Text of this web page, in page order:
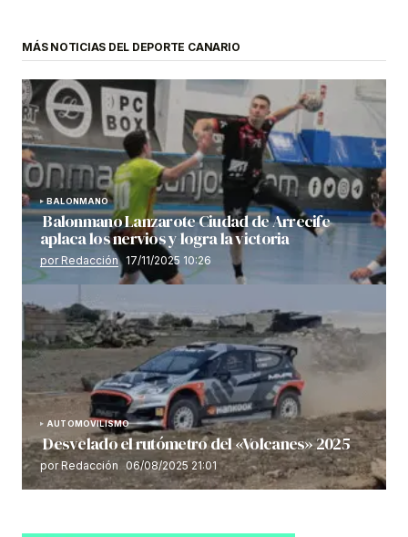
MÁS NOTICIAS DEL DEPORTE CANARIO
BALONMANO
Balonmano Lanzarote Ciudad de Arrecife
aplaca los nervios y logra la victoria
por Redacción 17/11/2025 10:26
AUTOMOVILISMO
Desvelado el rutómetro del «Volcanes» 2025
por Redacción 06/08/2025 21:01